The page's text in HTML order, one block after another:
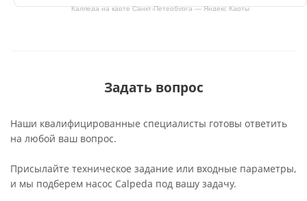
Калпеда на карте Санкт‑Петербурга — Яндекс Карты
Задать вопрос
Наши квалифицированные специалисты готовы ответить
на любой ваш вопрос.
Присылайте техническое задание или входные параметры,
и мы подберем насос Calpeda под вашу задачу.